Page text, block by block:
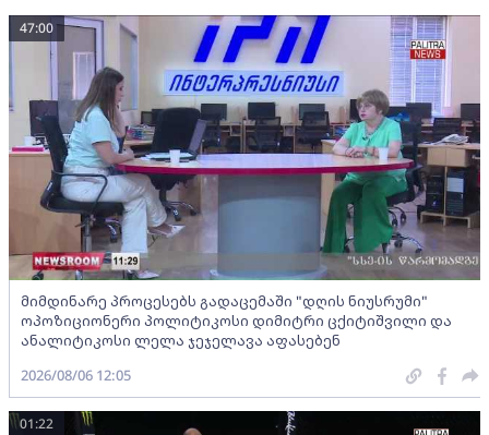
მიმდინარე პროცესებს გადაცემაში "დღის ნიუსრუმი"
ოპოზიციონერი პოლიტიკოსი დიმიტრი ცქიტიშვილი და
ანალიტიკოსი ლელა ჯეჯელავა აფასებენ
47:00
2026/08/06 12:05
01:22